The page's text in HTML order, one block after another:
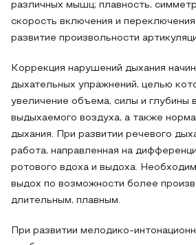
различных мышц; плавность,
скорость включения и
развитие произвольности
Коррекция нарушений дыхания
дыхательных упражнений, целью
увеличение объема, силы и глубины
выдыхаемого воздуха, а также
дыхания. При развитии речевого
работа, направленная на
ротового вдоха и выдоха.
выдох по возможности более
длительным, плавным.
При развитии мелодико-